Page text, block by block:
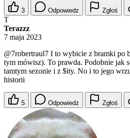
3 Odpowiedz Zgłoś
T
Terazzz
7 maja 2023
@7robertraul7 I to wybicie z bramki po
tym mówisz). To prawda. Podobnie jak
tamtym sezonie i z $ity. No i to jego
historii
5 Odpowiedz Zgłoś